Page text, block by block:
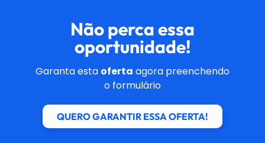
Não perca essa
oportunidade!
Garanta esta oferta agora preenchendo
o formulário
QUERO GARANTIR ESSA OFERTA!